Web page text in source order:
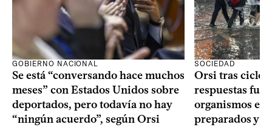
GOBIERNO NACIONAL
Se está “conversando hace muchos
meses” con Estados Unidos sobre
deportados, pero todavía no hay
“ningún acuerdo”, según Orsi
SOCIEDAD
Orsi tras
respuestas
organismos
preparados y